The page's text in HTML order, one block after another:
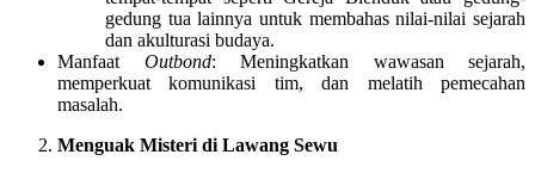
gedung tua lainnya untuk membahas nilai-nilai sejarah
dan akulturasi budaya.
Manfaat Outbond: Meningkatkan wawasan sejarah,
memperkuat komunikasi tim, dan melatih pemecahan
masalah.
Menguak Misteri di Lawang Sewu